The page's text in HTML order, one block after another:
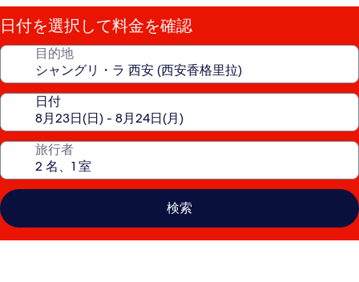
泊
施
設
日付を選択して料金を確認
目的地
日付
旅行者
検索